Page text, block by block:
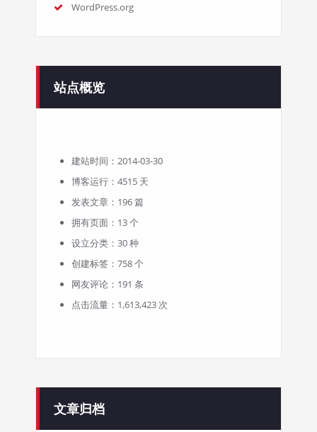
WordPress.org
站点概览
建站时间：2014-03-30
博客运行：4515 天
发表文章：196 篇
拥有页面：13 个
设立分类：30 种
创建标签：758 个
网友评论：191 条
点击流量：1,613,423 次
文章归档